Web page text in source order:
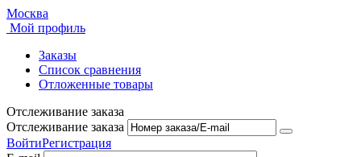
Москва
Мой профиль
Заказы
Список сравнения
Отложенные товары
Отслеживание заказа
Отслеживание заказа
ВойтиРегистрация